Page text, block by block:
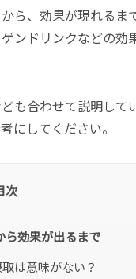
ら、効果が現れるま
ンドリンクなどの効
も合わせて説明して
にしてください。
次
ら効果が出るまで
は意味がない？